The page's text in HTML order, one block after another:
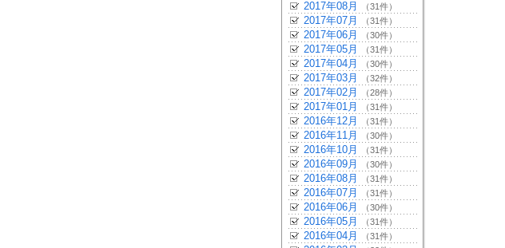
2017年08月 （31件）
2017年07月 （31件）
2017年06月 （30件）
2017年05月 （31件）
2017年04月 （30件）
2017年03月 （32件）
2017年02月 （28件）
2017年01月 （31件）
2016年12月 （31件）
2016年11月 （30件）
2016年10月 （31件）
2016年09月 （30件）
2016年08月 （31件）
2016年07月 （31件）
2016年06月 （30件）
2016年05月 （31件）
2016年04月 （31件）